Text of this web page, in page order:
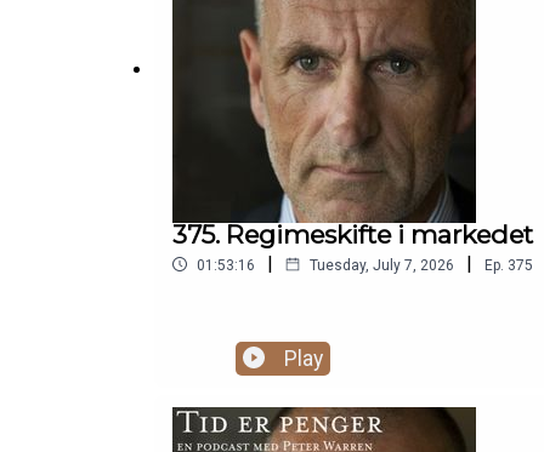
375. Regimeskifte i markedet
01:53:16 | Tuesday, July 7, 2026 | Ep. 375
Play